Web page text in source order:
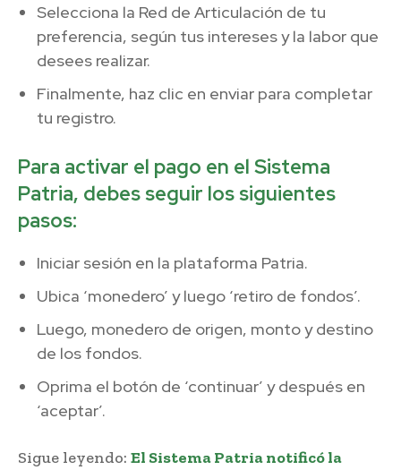
Selecciona la Red de Articulación de tu
preferencia, según tus intereses y la labor que
desees realizar.
Finalmente, haz clic en enviar para completar
tu registro.
Para activar el pago en el Sistema
Patria, debes seguir los siguientes
pasos:
Iniciar sesión en la plataforma Patria.
Ubica ‘monedero’ y luego ‘retiro de fondos’.
Luego, monedero de origen, monto y destino
de los fondos.
Oprima el botón de ‘continuar’ y después en
‘aceptar’.
Sigue leyendo: El Sistema Patria notificó la